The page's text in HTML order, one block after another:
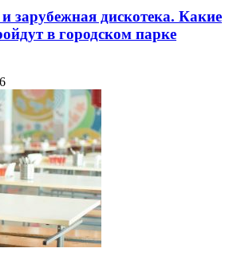
зарубежная дискотека. Какие
в городском парке